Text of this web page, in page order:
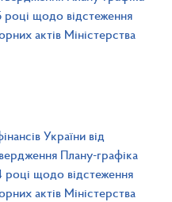
році щодо відстеження
актів Міністерства
України від
Плану-графіка
році щодо відстеження
актів Міністерства